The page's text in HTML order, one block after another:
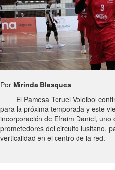
Por Mirinda Blasques
El Pamesa Teruel Voleibol
para la próxima temporada y este
incorporación de Efraim Daniel, uno
prometedores del circuito lusitano,
verticalidad en el centro de la red.